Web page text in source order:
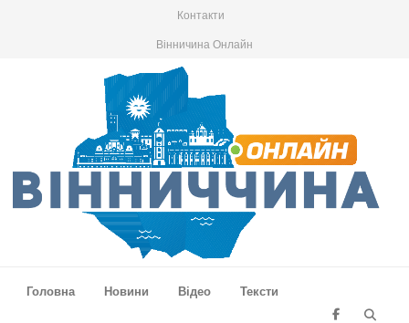
Контакти
Вінничина Онлайн
Головна
Новини Відео Тексти